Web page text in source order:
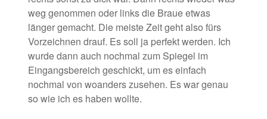
weg genommen oder links die Braue etwas
länger gemacht. Die meiste Zeit geht also fürs
Vorzeichnen drauf. Es soll ja perfekt werden. Ich
wurde dann auch nochmal zum Spiegel im
Eingangsbereich geschickt, um es einfach
nochmal von woanders zusehen. Es war genau
so wie ich es haben wollte.